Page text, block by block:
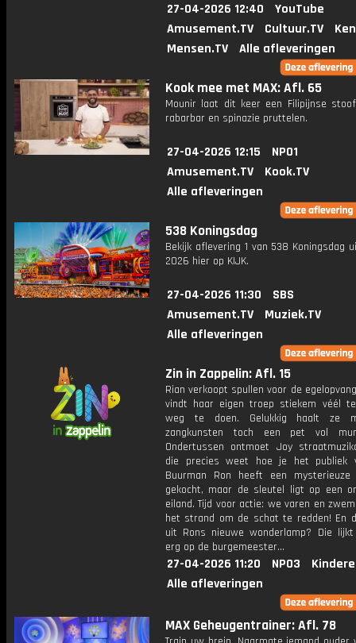
27-04-2026 12:40
YouTube
Amusement.TV
Cultuur.TV
Mensen.TV
Alle afleveringen
Kook mee met MAX: Afl. 65
Mounir laat dit keer een Filipijnse
rabarbar en spinazie pruttelen.
27-04-2026 12:15
NPO1
Amusement.TV
Kook.TV
Alle afleveringen
538 Koningsdag
Bekijk aflevering 1 van 538 Koningsdag
2026 hier op KIJK.
27-04-2026 11:30
SBS
Amusement.TV
Muziek.TV
Alle afleveringen
Zin in Zappelin: Afl. 15
Rian verkoopt spullen voor de
vindt haar eigen troep stiekem véél
weg te doen. Gelukkig haalt ze
zangkunsten toch een pet vol
Ondertussen ontmoet Joy
die precies weet hoe je het publiek
Buurman Ron heeft een mysterieuze
gekocht, maar de sleutel ligt op een
eiland. Tijd voor actie: we varen en
het strand om de schat te redden! En
uit Rons nieuwe wonderlamp? Die
erg op de burgemeester...
27-04-2026 11:20 NPO3
Alle afleveringen
MAX Geheugentrainer: Afl. 78